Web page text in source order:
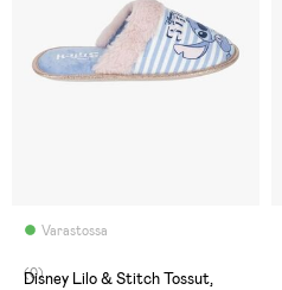
Varastossa
(0)
Disney Lilo & Stitch Tossut,